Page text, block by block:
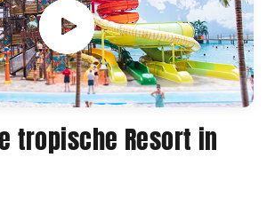
tropische Resort in